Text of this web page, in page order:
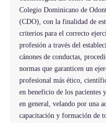
Colegio Dominicano de
(CDO), con la finalidad de
criterios para el correcto
profesión a través del
cánones de conductas,
normas que garanticen un
profesional más ético,
en beneficio de los pacientes
en general, velando por una
capacitación y formación de